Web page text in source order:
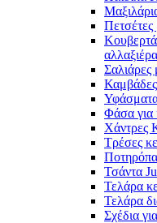
Πετσέτες
Φάσα για
Χάντρες
Τρέσες
Τσάντα
Τελάρα
Τελάρα
Σχέδια